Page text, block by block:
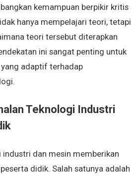
kemampuan berpikir kritis
hanya mempelajari teori, tetapi
teori tersebut diterapkan
ini sangat penting untuk
adaptif terhadap
Teknologi Industri
industri dan mesin memberikan
didik. Salah satunya adalah